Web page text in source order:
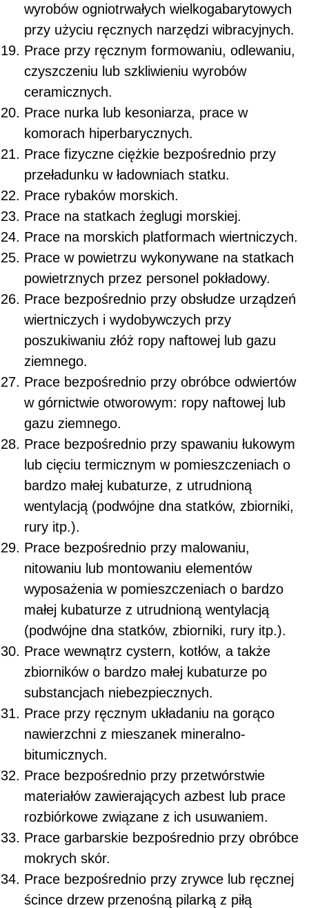
wyrobów ogniotrwałych wielkogabarytowych
przy użyciu ręcznych narzędzi wibracyjnych.
Prace przy ręcznym formowaniu, odlewaniu,
czyszczeniu lub szkliwieniu wyrobów
ceramicznych.
Prace nurka lub kesoniarza, prace w
komorach hiperbarycznych.
Prace fizyczne ciężkie bezpośrednio przy
przeładunku w ładowniach statku.
Prace rybaków morskich.
Prace na statkach żeglugi morskiej.
Prace na morskich platformach wiertniczych.
Prace w powietrzu wykonywane na statkach
powietrznych przez personel pokładowy.
Prace bezpośrednio przy obsłudze urządzeń
wiertniczych i wydobywczych przy
poszukiwaniu złóż ropy naftowej lub gazu
ziemnego.
Prace bezpośrednio przy obróbce odwiertów
w górnictwie otworowym: ropy naftowej lub
gazu ziemnego.
Prace bezpośrednio przy spawaniu łukowym
lub cięciu termicznym w pomieszczeniach o
bardzo małej kubaturze, z utrudnioną
wentylacją (podwójne dna statków, zbiorniki,
rury itp.).
Prace bezpośrednio przy malowaniu,
nitowaniu lub montowaniu elementów
wyposażenia w pomieszczeniach o bardzo
małej kubaturze z utrudnioną wentylacją
(podwójne dna statków, zbiorniki, rury itp.).
Prace wewnątrz cystern, kotłów, a także
zbiorników o bardzo małej kubaturze po
substancjach niebezpiecznych.
Prace przy ręcznym układaniu na gorąco
nawierzchni z mieszanek mineralno-
bitumicznych.
Prace bezpośrednio przy przetwórstwie
materiałów zawierających azbest lub prace
rozbiórkowe związane z ich usuwaniem.
Prace garbarskie bezpośrednio przy obróbce
mokrych skór.
Prace bezpośrednio przy zrywce lub ręcznej
ścince drzew przenośną pilarką z piłą